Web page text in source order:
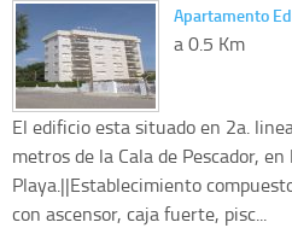
Apartamento
a 0.5 Km
El edificio esta situado en 2a.
metros de la Cala de Pescador,
Playa.||Establecimiento
con ascensor, caja fuerte, pisc...